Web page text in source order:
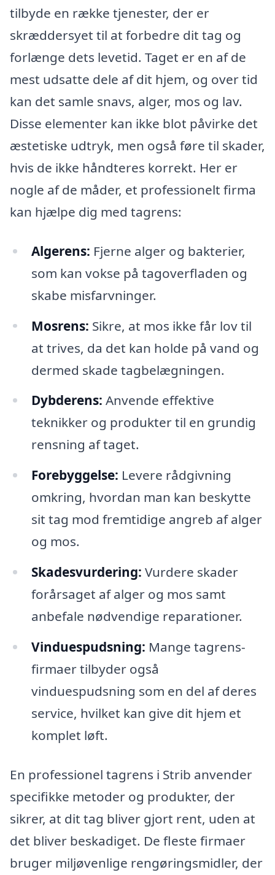
tilbyde en række tjenester, der er
skræddersyet til at forbedre dit tag og
forlænge dets levetid. Taget er en af de
mest udsatte dele af dit hjem, og over tid
kan det samle snavs, alger, mos og lav.
Disse elementer kan ikke blot påvirke det
æstetiske udtryk, men også føre til skader,
hvis de ikke håndteres korrekt. Her er
nogle af de måder, et professionelt firma
kan hjælpe dig med tagrens:
Algerens: Fjerne alger og bakterier,
som kan vokse på tagoverfladen og
skabe misfarvninger.
Mosrens: Sikre, at mos ikke får lov til
at trives, da det kan holde på vand og
dermed skade tagbelægningen.
Dybderens: Anvende effektive
teknikker og produkter til en grundig
rensning af taget.
Forebyggelse: Levere rådgivning
omkring, hvordan man kan beskytte
sit tag mod fremtidige angreb af alger
og mos.
Skadesvurdering: Vurdere skader
forårsaget af alger og mos samt
anbefale nødvendige reparationer.
Vinduespudsning: Mange tagrens-
firmaer tilbyder også
vinduespudsning som en del af deres
service, hvilket kan give dit hjem et
komplet løft.
En professionel tagrens i Strib anvender
specifikke metoder og produkter, der
sikrer, at dit tag bliver gjort rent, uden at
det bliver beskadiget. De fleste firmaer
bruger miljøvenlige rengøringsmidler, der